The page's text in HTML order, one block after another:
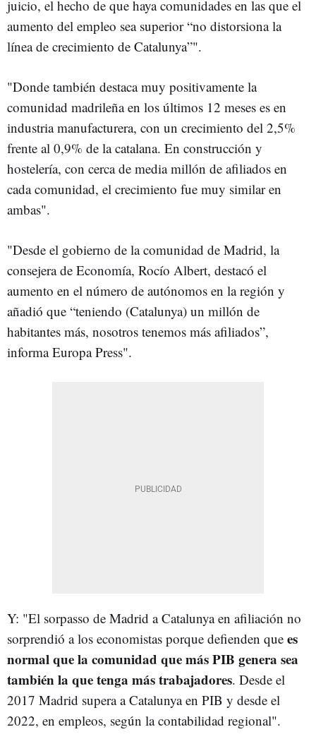
juicio, el hecho de que haya comunidades en las que el
aumento del empleo sea superior “no distorsiona la
línea de crecimiento de Catalunya”".
"Donde también destaca muy positivamente la
comunidad madrileña en los últimos 12 meses es en
industria manufacturera, con un crecimiento del 2,5%
frente al 0,9% de la catalana. En construcción y
hostelería, con cerca de media millón de afiliados en
cada comunidad, el crecimiento fue muy similar en
ambas".
"Desde el gobierno de la comunidad de Madrid, la
consejera de Economía, Rocío Albert, destacó el
aumento en el número de autónomos en la región y
añadió que “teniendo (Catalunya) un millón de
habitantes más, nosotros tenemos más afiliados”,
informa Europa Press".
Y: "El sorpasso de Madrid a Catalunya en afiliación no
sorprendió a los economistas porque defienden que es
normal que la comunidad que más PIB genera sea
también la que tenga más trabajadores. Desde el
2017 Madrid supera a Catalunya en PIB y desde el
2022, en empleos, según la contabilidad regional".